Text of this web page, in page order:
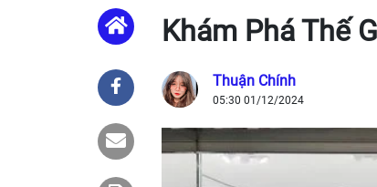
Khám Phá Thế
Thuận Chính
05:30 01/12/2024